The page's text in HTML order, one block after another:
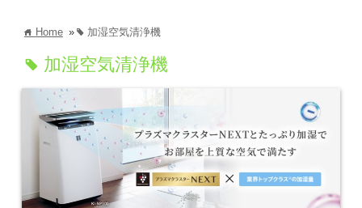
home Home » tag 加湿空気清浄機
tag 加湿空気清浄機